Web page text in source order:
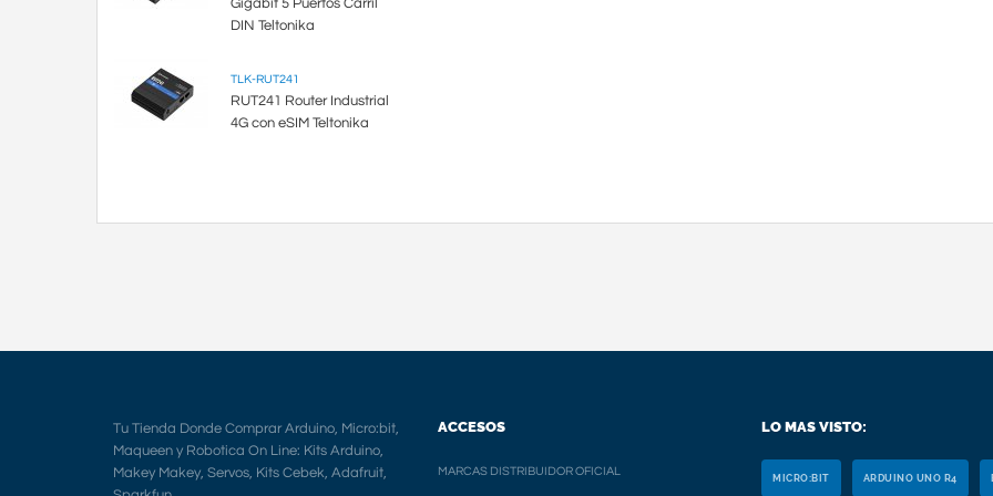
Gigabit 5 Puertos Carril
DIN Teltonika
TLK-RUT241
RUT241 Router Industrial
4G con eSIM Teltonika
Tu Tienda Donde Comprar Arduino, Micro:bit,
Maqueen y Robotica On Line: Kits Arduino,
Makey Makey, Servos, Kits Cebek, Adafruit,
ACCESOS
MARCAS DISTRIBUIDOR OFICIAL
LO MAS VISTO:
MICRO:BIT ARDUINO UNO R4